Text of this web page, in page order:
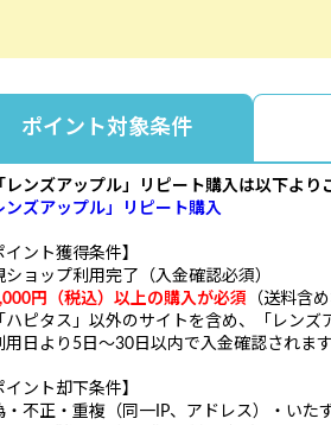
ポイント対象条件
ンズアップル」 リピート購入は以下より
ンズアップル」
リピート購入
イント獲得条件】
ショップ利用完了（入金確認必須）
円（税込）以上の購入が必須 （送料含
ハピタス」以外のサイトを含め、「レン
用日より5日〜30日以内で入金確認されます
イント却下条件】
・不正・重複（同一IP、アドレス）・いた